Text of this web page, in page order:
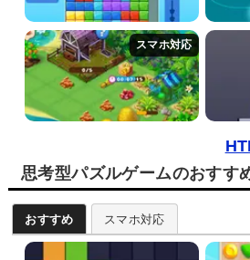
思考型パズルゲームのおすす
おすすめ スマホ対応